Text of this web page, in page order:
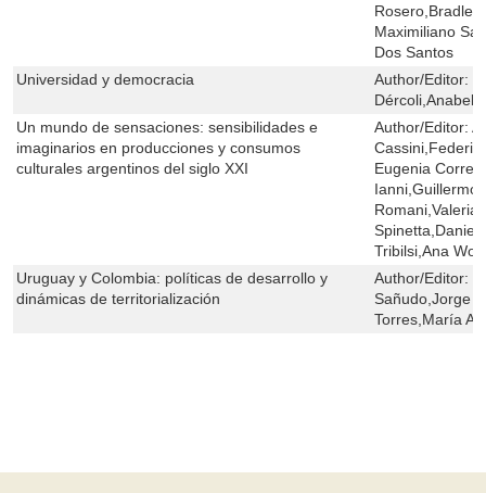
Maximiliano
Dos Santos
Universidad y democracia
Author/Editor:
Un mundo de sensaciones: sensibilidades e
imaginarios en producciones y consumos
culturales argentinos del siglo XXI
Author/Editor:
Eugenia
Ianni,Guillermo
Romani,Valeria
Tribilsi,Ana
Uruguay y Colombia: políticas de desarrollo y
dinámicas de territorialización
Author/Editor:
Sañudo,Jorge
Torres,María